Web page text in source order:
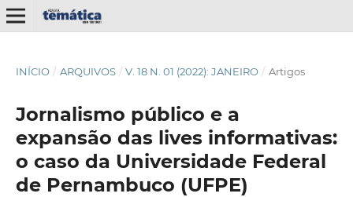
INÍCIO / ARQUIVOS / V. 18 N. 01 (2022): JANEIRO / Artigos
Jornalismo público e a
expansão das lives informativas:
o caso da Universidade Federal
de Pernambuco (UFPE)